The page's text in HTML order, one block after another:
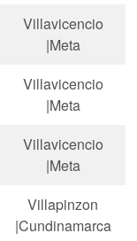
Villavicencio
|Meta
Villavicencio
|Meta
Villavicencio
|Meta
Villapinzon
|Cundinamarca